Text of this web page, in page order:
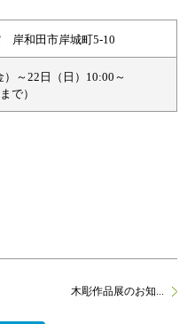
岸和田市岸城町5-10
～22日（日）10:00～
で）
木彫作品展のお知...